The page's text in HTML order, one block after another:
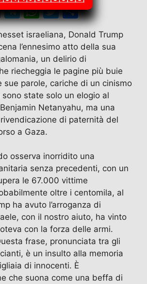
E
m
ai
l
T
el
e
gr
a
m
W
h
at
s
A
p
p
T
w
itt
er
C
o
n
di
vi
di
israeliana, Donald Trump
l’ennesimo atto della sua
un delirio di
riecheggia le pagine più buie
sue parole, cariche di un cinismo
state solo un elogio al
Netanyahu, ma una
di paternità del
a Gaza.
osserva inorridito una
senza precedenti, con un
le 67.000 vittime
oltre i centomila, al
ha avuto l’arroganza di
con il nostro aiuto, ha vinto
con la forza delle armi.
frase, pronunciata tra gli
è un insulto alla memoria
di innocenti. È
che suona come una beffa di